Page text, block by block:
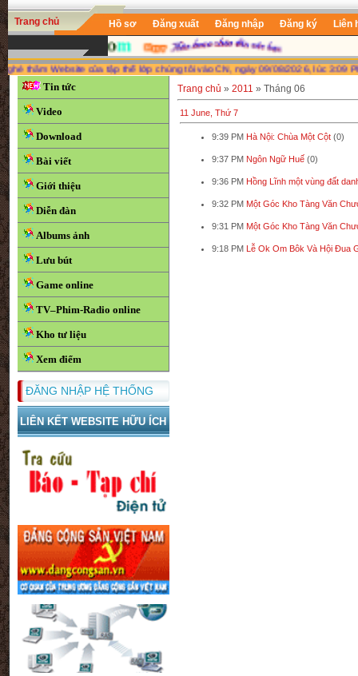
Trang chủ Hồ sơ Đăng xuất Đăng nhập Đăng ký Liên
Website của tập thể lớp chúng tôi vào CN, ngày 09/08/2026, lúc 3:09 PM.
Tin tức
Video
Download
Bài viết
Giới thiệu
Diễn đàn
Albums ảnh
Lưu bút
Game online
TV–Phim-Radio online
Kho tư liệu
Xem điểm
ĐĂNG NHẬP HỆ THỐNG
LIÊN KẾT WEBSITE HỮU ÍCH
Trang chủ » 2011 » Tháng 06
11 June, Thứ 7
9:39 PM Hà Nội: Chùa Một Cột (0)
9:37 PM Ngôn Ngữ Huế (0)
9:36 PM Hồng Lĩnh một vùng đất
9:32 PM Một Góc Kho Tàng Văn
9:31 PM Một Góc Kho Tàng Văn
9:18 PM Lễ Ok Om Bôk Và Hội Đua